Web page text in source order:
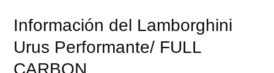
Información del Lamborghini
Urus Performante/ FULL
CARBON